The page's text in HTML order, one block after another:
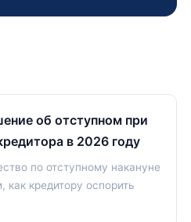
об отступном при
в 2026 году
по отступному накануне
как кредитору оспорить